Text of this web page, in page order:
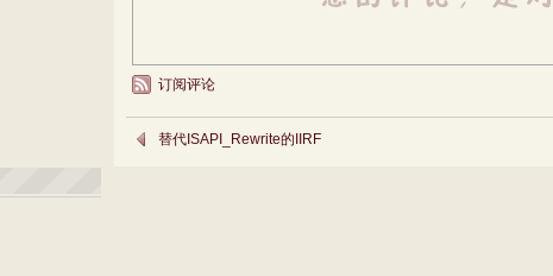
订阅评论
替代ISAPI_Rewrite的IIRF